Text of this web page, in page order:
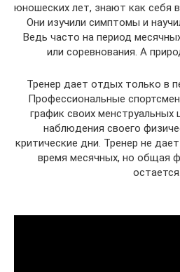
юношеских лет, знают как себя
Они изучили симптомы и
Ведь часто на период
или соревнования. А
Тренер дает отдых только в
Профессиональные
график своих
наблюдения своего
критические дни. Тренер не
время месячных, но общая
остается.